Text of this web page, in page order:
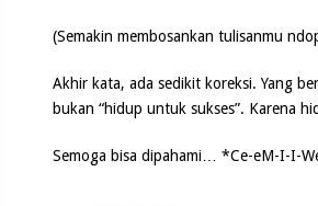
(Semakin membosankan tulisanmu
Akhir kata, ada sedikit koreksi. Yang
bukan “hidup untuk sukses”. Karena
Semoga bisa dipahami… *Ce-eM-I-I-